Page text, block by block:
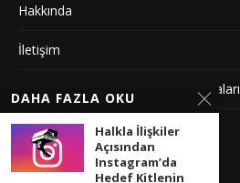
Hakkında
İletişim
Gizlilik Sözleşmesi ve Yayın Politikaları
Künye
YAYIN İLKELERIMIZ
DAHA FAZLA OKU
Halkla İlişkiler
Açısından
Instagram’da
Hedef Kitlenin